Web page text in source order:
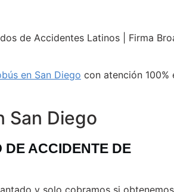
de Accidentes Latinos | Firma
en San Diego con atención 100%
San Diego
ACCIDENTE DE
y solo cobramos si